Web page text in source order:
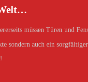
müssen Türen und
sondern auch ein